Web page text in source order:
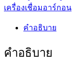
เครื่องเชื่อมอาร์กอน
คำอธิบาย
คำอธิบาย